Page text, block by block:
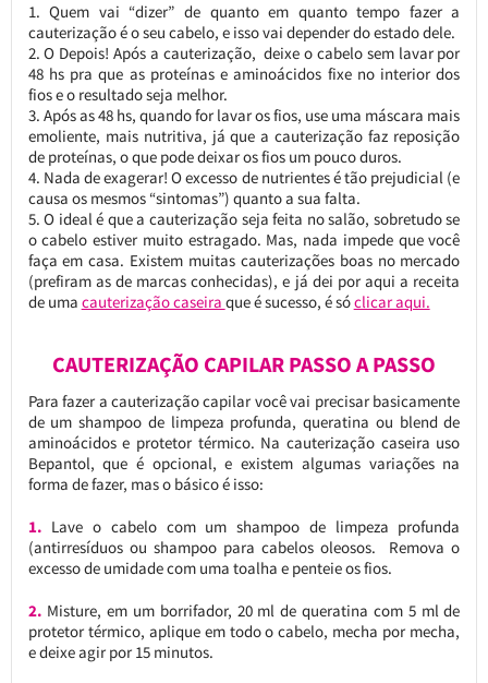
Quem vai “dizer” de quanto em quanto tempo fazer a
cauterização é o seu cabelo, e isso vai depender do estado dele.
O Depois! Após a cauterização, deixe o cabelo sem lavar por
48 hs pra que as proteínas e aminoácidos fixe no interior dos
fios e o resultado seja melhor.
Após as 48 hs, quando for lavar os fios, use uma máscara mais
emoliente, mais nutritiva, já que a cauterização faz reposição
de proteínas, o que pode deixar os fios um pouco duros.
Nada de exagerar! O excesso de nutrientes é tão prejudicial (e
causa os mesmos “sintomas”) quanto a sua falta.
O ideal é que a cauterização seja feita no salão, sobretudo se
o cabelo estiver muito estragado. Mas, nada impede que você
faça em casa. Existem muitas cauterizações boas no mercado
(prefiram as de marcas conhecidas), e já dei por aqui a receita
de uma cauterização caseira que é sucesso, é sóclicar aqui.
CAUTERIZAÇÃO CAPILAR PASSO A PASSO
Para fazer a cauterização capilar você vai precisar basicamente
de um shampoo de limpeza profunda, queratina ou blend de
aminoácidos e protetor térmico. Na cauterização caseira uso
Bepantol, que é opcional, e existem algumas variações na
forma de fazer, mas o básico é isso:
1. Lave o cabelo com um shampoo de limpeza profunda
(antirresíduos ou shampoo para cabelos oleosos. Remova o
excesso de umidade com uma toalha e penteie os fios.
2. Misture, em um borrifador, 20 ml de queratina com 5 ml de
protetor térmico, aplique em todo o cabelo, mecha por mecha,
e deixe agir por 15 minutos.